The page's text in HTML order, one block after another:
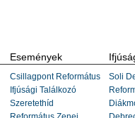
Események
Csillagpont Református
Ifjúsági Találkozó
Szeretethíd
Soli